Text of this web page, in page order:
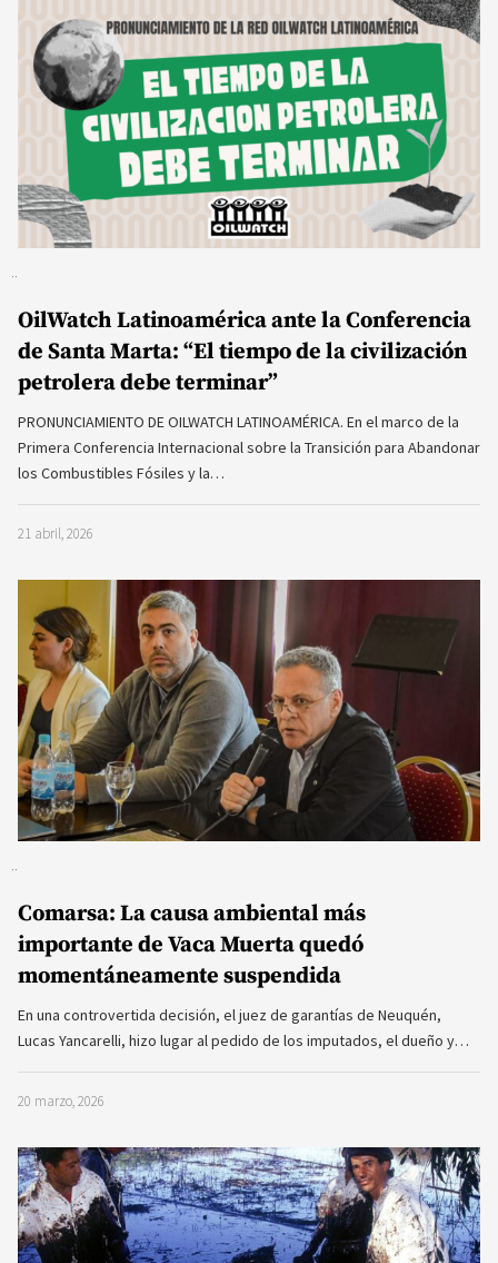
OilWatch Latinoamérica ante la Conferencia
de Santa Marta: “El tiempo de la civilización
petrolera debe terminar”
PRONUNCIAMIENTO DE OILWATCH LATINOAMÉRICA. En el marco de la
Primera Conferencia Internacional sobre la Transición para Abandonar
los Combustibles Fósiles y la…
21 abril, 2026
Comarsa: La causa ambiental más
importante de Vaca Muerta quedó
momentáneamente suspendida
En una controvertida decisión, el juez de garantías de Neuquén,
Lucas Yancarelli, hizo lugar al pedido de los imputados, el dueño y…
20 marzo, 2026